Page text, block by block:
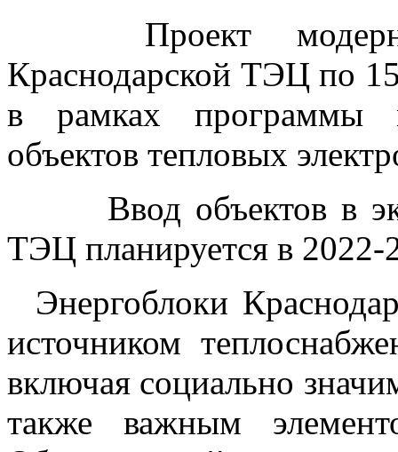
Проект
Краснодарской ТЭЦ по
в рамках программы
объектов тепловых
Ввод объектов в
ТЭЦ планируется в 2022-
Энергоблоки
источником
включая социально
также важным